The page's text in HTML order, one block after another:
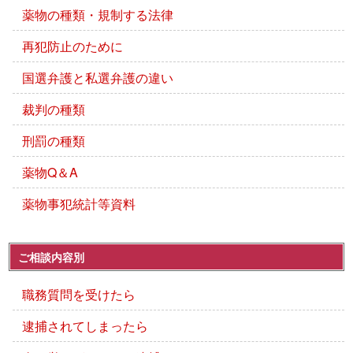
薬物の種類・規制する法律
再犯防止のために
国選弁護と私選弁護の違い
裁判の種類
刑罰の種類
薬物Q＆A
薬物事犯統計等資料
ご相談内容別
職務質問を受けたら
逮捕されてしまったら